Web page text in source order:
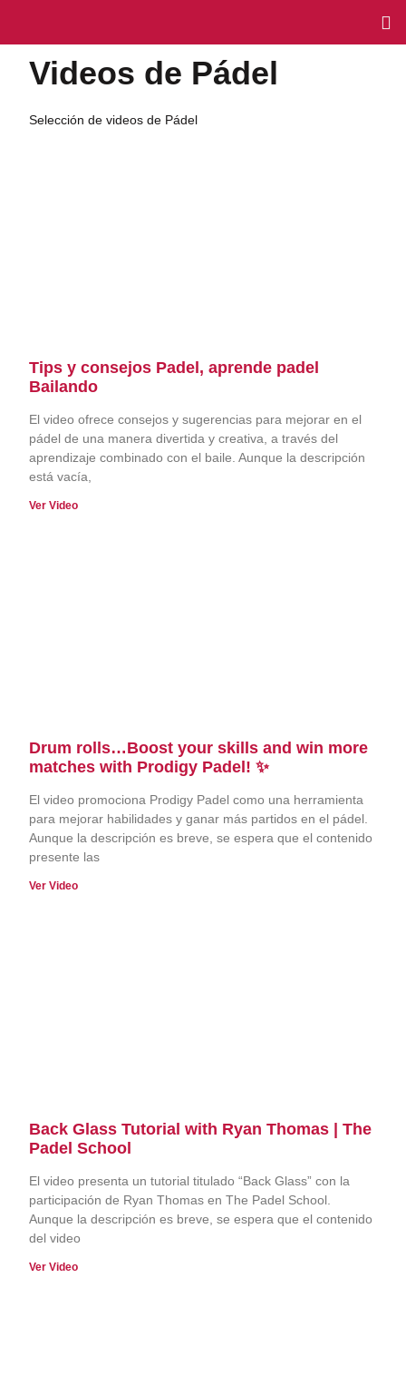
Videos de Pádel
Selección de videos de Pádel
Tips y consejos Padel, aprende padel
Bailando
El video ofrece consejos y sugerencias para mejorar en el
pádel de una manera divertida y creativa, a través del
aprendizaje combinado con el baile. Aunque la descripción
está vacía,
Ver Video
Drum rolls…Boost your skills and win more
matches with Prodigy Padel! ✨
El video promociona Prodigy Padel como una herramienta
para mejorar habilidades y ganar más partidos en el pádel.
Aunque la descripción es breve, se espera que el contenido
presente las
Ver Video
Back Glass Tutorial with Ryan Thomas | The
Padel School
El video presenta un tutorial titulado “Back Glass” con la
participación de Ryan Thomas en The Padel School.
Aunque la descripción es breve, se espera que el contenido
del video
Ver Video